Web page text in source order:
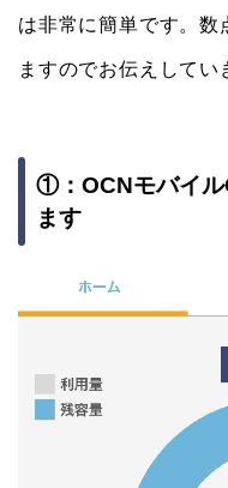
は非常に簡単です。数
ますのでお伝えしてい
①：OCNモバイル
ます